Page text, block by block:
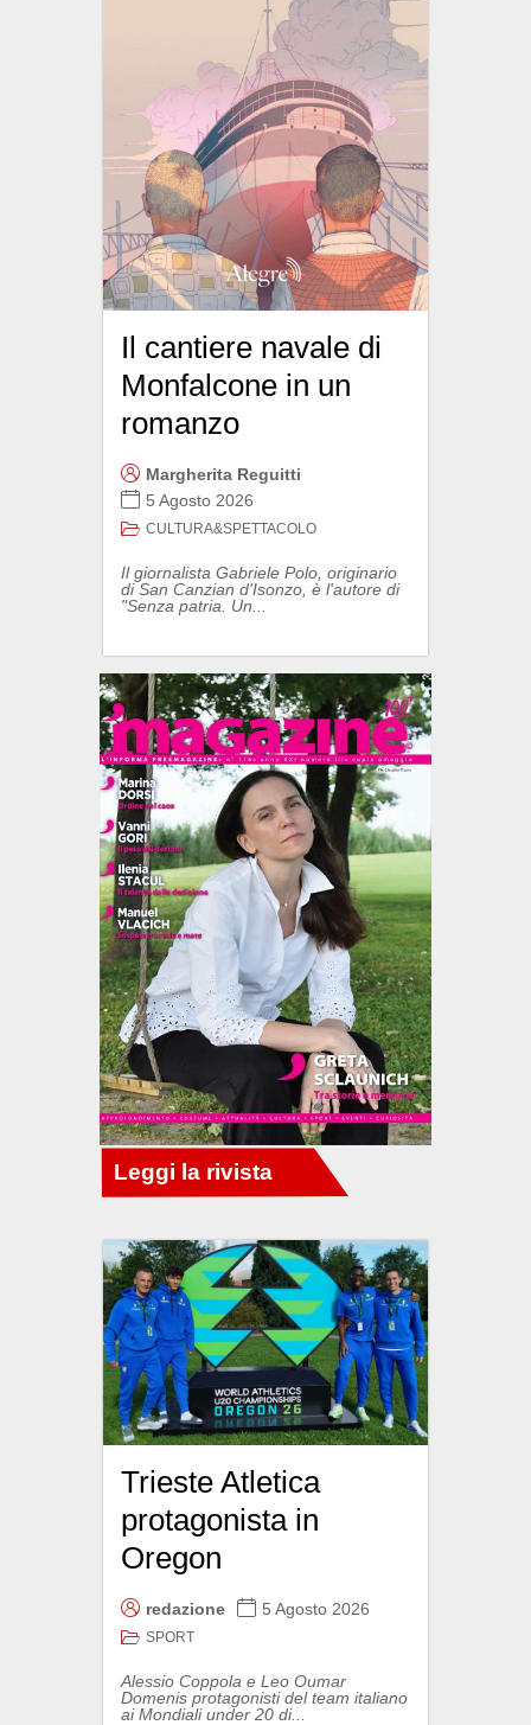
Il cantiere navale di
Monfalcone in un
romanzo
Margherita Reguitti
5 Agosto 2026
CULTURA&SPETTACOLO
Il giornalista Gabriele Polo, originario
di San Canzian d'Isonzo, è l'autore di
"Senza patria. Un...
Trieste Atletica
protagonista in
Oregon
redazione 5 Agosto 2026
SPORT
Alessio Coppola e Leo Oumar
Domenis protagonisti del team italiano
ai Mondiali under 20 di...